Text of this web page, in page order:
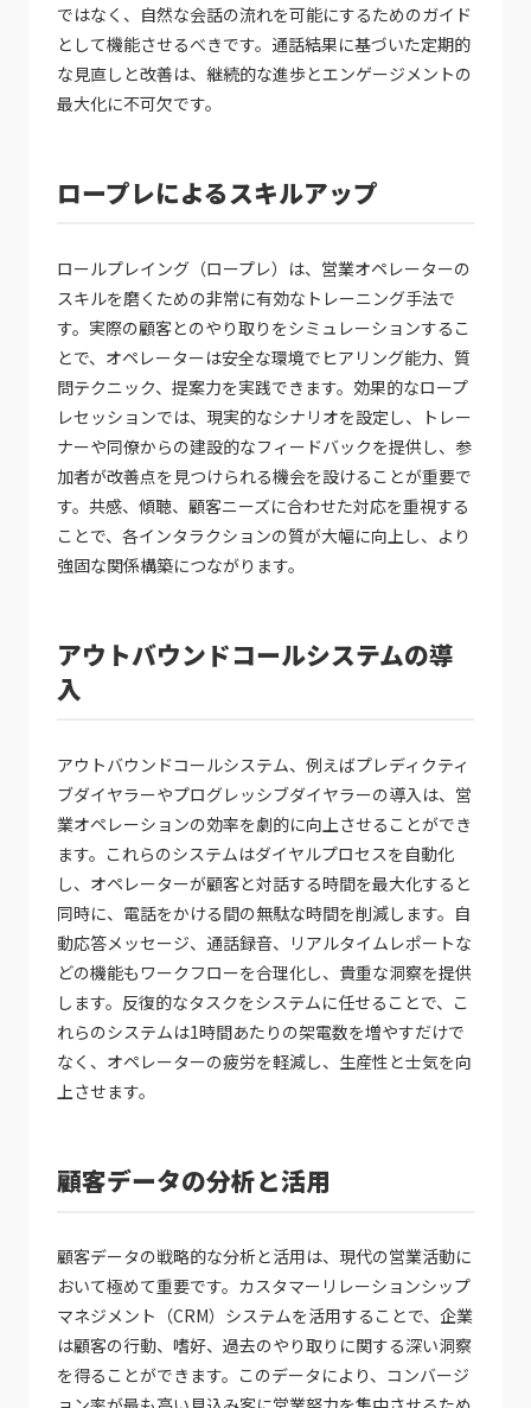
ではなく、自然な会話の流れを可能にするためのガイド
として機能させるべきです。通話結果に基づいた定期的
な見直しと改善は、継続的な進歩とエンゲージメントの
最大化に不可欠です。
ロープレによるスキルアップ
ロールプレイング（ロープレ）は、営業オペレーターの
スキルを磨くための非常に有効なトレーニング手法で
す。実際の顧客とのやり取りをシミュレーションするこ
とで、オペレーターは安全な環境でヒアリング能力、質
問テクニック、提案力を実践できます。効果的なロープ
レセッションでは、現実的なシナリオを設定し、トレー
ナーや同僚からの建設的なフィードバックを提供し、参
加者が改善点を見つけられる機会を設けることが重要で
す。共感、傾聴、顧客ニーズに合わせた対応を重視する
ことで、各インタラクションの質が大幅に向上し、より
強固な関係構築につながります。
アウトバウンドコールシステムの導
入
アウトバウンドコールシステム、例えばプレディクティ
ブダイヤラーやプログレッシブダイヤラーの導入は、営
業オペレーションの効率を劇的に向上させることができ
ます。これらのシステムはダイヤルプロセスを自動化
し、オペレーターが顧客と対話する時間を最大化すると
同時に、電話をかける間の無駄な時間を削減します。自
動応答メッセージ、通話録音、リアルタイムレポートな
どの機能もワークフローを合理化し、貴重な洞察を提供
します。反復的なタスクをシステムに任せることで、こ
れらのシステムは1時間あたりの架電数を増やすだけで
なく、オペレーターの疲労を軽減し、生産性と士気を向
上させます。
顧客データの分析と活用
顧客データの戦略的な分析と活用は、現代の営業活動に
おいて極めて重要です。カスタマーリレーションシップ
マネジメント（CRM）システムを活用することで、企業
は顧客の行動、嗜好、過去のやり取りに関する深い洞察
を得ることができます。このデータにより、コンバージ